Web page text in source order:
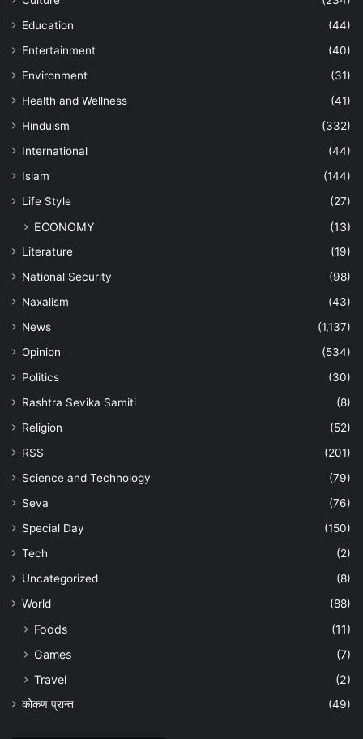
Education
(44)
Entertainment
(40)
Environment
(31)
Health and Wellness
(41)
Hinduism
(332)
International
(44)
Islam
(144)
Life Style
(27)
ECONOMY (13)
Literature
(19)
National Security
(98)
Naxalism
(43)
News
(1,137)
Opinion
(534)
Politics
(30)
Rashtra Sevika Samiti
(8)
Religion
(52)
RSS
(201)
Science and Technology
(79)
Seva
(76)
Special Day
(150)
Tech
(2)
Uncategorized
(8)
World
(88)
Foods
(11)
Games
(7)
Travel
(2)
कोकण प्रान्त (49)